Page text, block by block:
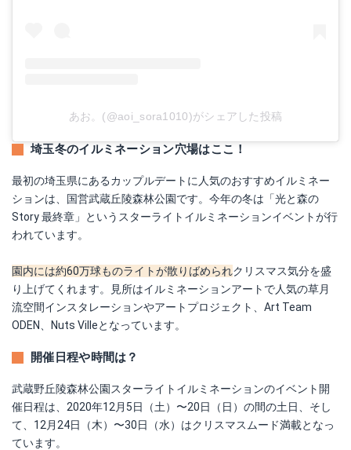
あお。(@aoi_sora1010)がシェアした投稿
埼玉冬のイルミネーション穴場はここ！
最初の埼玉県にあるカップルデートに人気のおすすめイルミネー
ションは、国営武蔵丘陵森林公園です。今年の冬は「光と森の
Story 最終章」というスターライトイルミネーションイベントが行
われています。
園内には約60万球ものライトが散りばめられクリスマス気分を盛
り上げてくれます。見所はイルミネーションアートで人気の草月
流空間インスタレーションやアートプロジェクト、Art Team
ODEN、Nuts Villeとなっています。
開催日程や時間は？
武蔵野丘陵森林公園スターライトイルミネーションのイベント開
催日程は、2020年12月5日（土）〜20日（日）の間の土日、そし
て、12月24日（木）〜30日（水）はクリスマスムード満載となっ
ています。